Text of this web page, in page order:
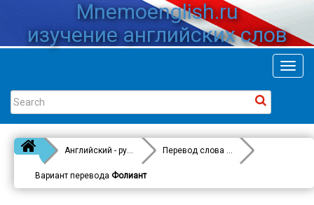
Mnemoenglish.ru
изучение английских слов
Английский - русский Перевод слова
Volume
Вариант перевода Фолиант